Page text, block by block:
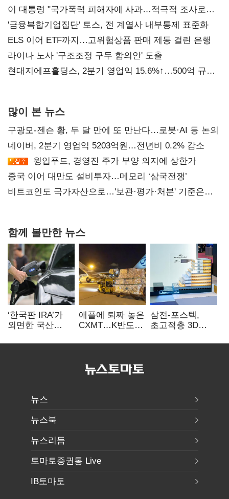
이 대통령 "국가폭력 피해자에 사과…적극적 조사로
진실 밝혀야"
'금융복합기업집단' 토스, 전 계열사 내부통제 표준화
ELS 이어 ETF까지…고위험상품 판매 제동 걸린 은행
라이나 노사 '구조조정 구두 합의안' 도출
현대지에프홀딩스, 2분기 영업익 15.6%↑…500억 규모
많이 본 뉴스
구광모-젠슨 황, 두 달 만에 또 만난다…로봇·AI 등 논의
네이버, 2분기 영업익 5203억원…전년비 0.2% 감소
윙입푸드, 경영진 주가 부양 의지에 상한가
중국 이어 대만도 설비투자…메모리 ‘삼국전쟁’
비트코인도 국가자산으로…'보관·평가·처분' 기준은
함께 볼만한 뉴스
‘한국판 IRA’가
외면한 국산
실효성에 ‘의문’
애플에 퇴짜 놓은
CXMT…K반도체
삼전-포스텍,
초고적층 3D
성능·전력효율
뉴스
뉴스북
뉴스리듬
토마토증권통 Live
IB토마토